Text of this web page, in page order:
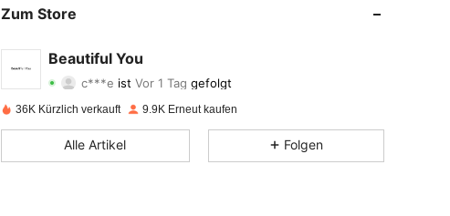
Zum Store
Beautiful You
4,87 Bewertung 16 Artikel 405
4,87 16 405
36K Kürzlich verkauft 9.9K Erneut kaufen
Alle Artikel Folgen